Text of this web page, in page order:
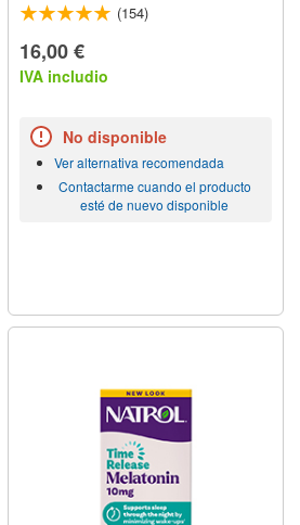
(154)
16,00 €
IVA includio
No disponible
Ver alternativa recomendada
Contactarme cuando el producto
esté de nuevo disponible